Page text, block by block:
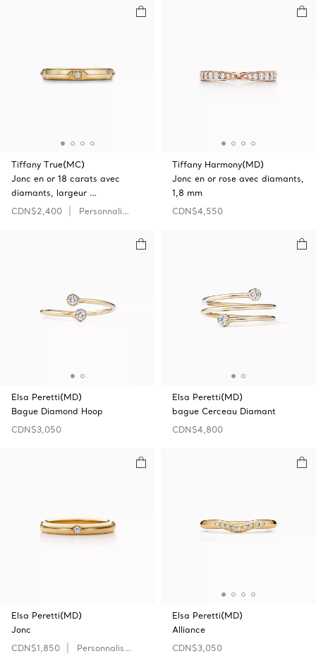
Tiffany True(MC)
Jonc en or 18 carats avec
diamants, largeur …
CDN$2,400
Personnaliser
Tiffany Harmony(MD)
Jonc en or rose avec diamants,
1,8 mm
CDN$4,550
Elsa Peretti(MD)
Bague Diamond Hoop
CDN$3,050
Elsa Peretti(MD)
bague Cerceau Diamant
CDN$4,800
Elsa Peretti(MD)
Jonc
CDN$1,850
Personnaliser
Elsa Peretti(MD)
Alliance
CDN$3,050